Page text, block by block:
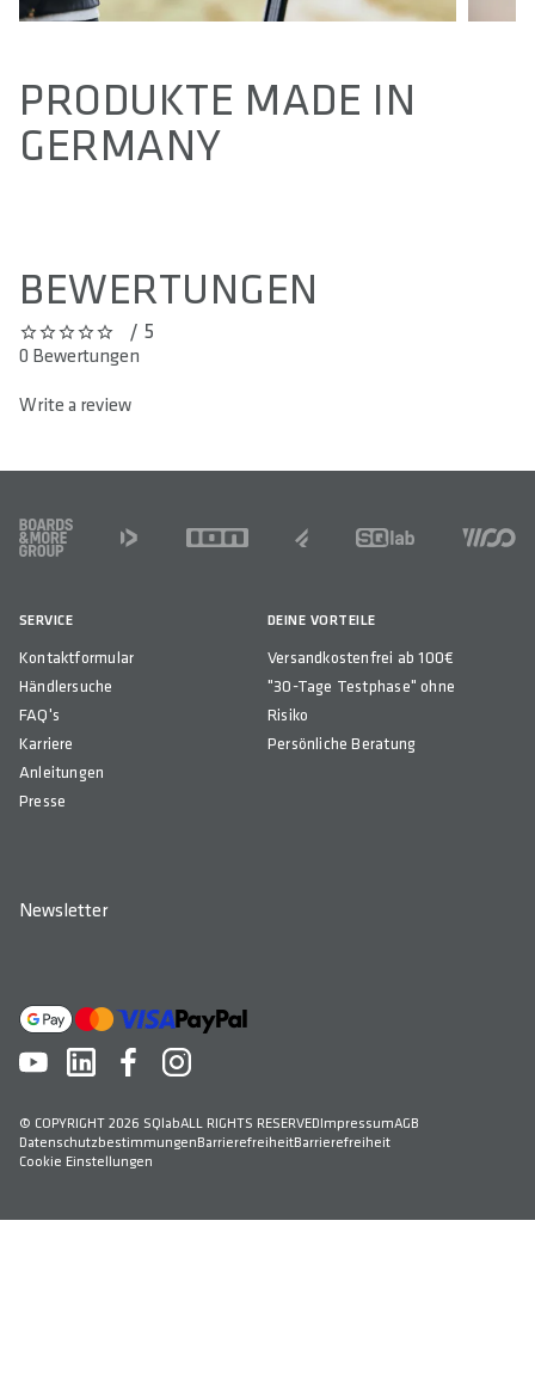
PRODUKTE MADE IN
GERMANY
BEWERTUNGEN
0 out of 5 stars/ 5
0 Bewertungen
Write a review
FOOTER
SERVICE
Kontaktformular
Händlersuche
FAQ's
Karriere
Anleitungen
Presse
DEINE VORTEILE
Versandkostenfrei ab 100€
"30-Tage Testphase" ohne
Risiko
Persönliche Beratung
Newsletter
© COPYRIGHT 2026 SQlabALL RIGHTS RESERVEDImpressumAGB
DatenschutzbestimmungenBarrierefreiheitBarrierefreiheit
Cookie Einstellungen